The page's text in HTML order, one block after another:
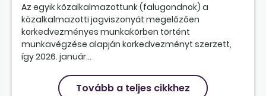
Az egyik közalkalmazottunk (falugondnok) a
közalkalmazotti jogviszonyát megelőzően
korkedvezményes munkakörben történt
munkavégzése alapján korkedvezményt szerzett,
így 2026. január...
Tovább a teljes cikkhez